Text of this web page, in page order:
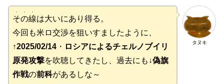
タヌキ
その線
・・・
は大いにあり得る。
今回も米ロ交渉を狙いすましたように、
↑2025/02/14 ・ ロシアによるチェルノブイリ
原発攻撃を吹聴してきたし、過去にも↓偽旗
作戦の前科があるしな～